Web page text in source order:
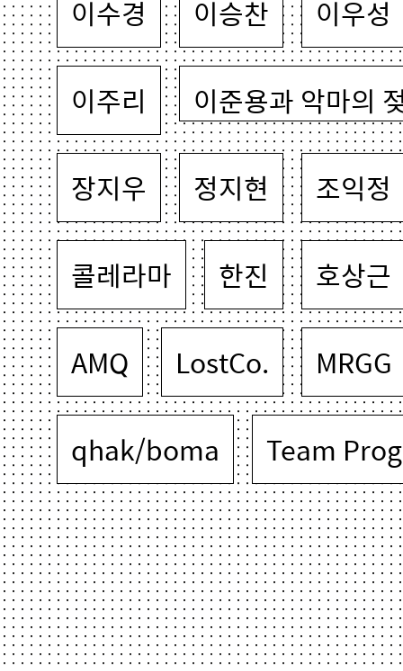
이수경 이승찬 이우성
이주리 이준용과 악마의
장지우 정지현 조익정
콜레라마 한진 호상근
AMQ LostCo. MRGG
qhak/boma Team